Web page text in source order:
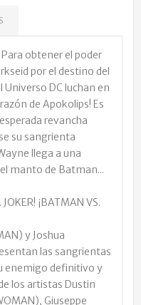
Para obtener el poder
por el destino del
Universo DC luchan en
de Apokolips! Es
revancha
su sangrienta
llega a una
manto de Batman...
¡BATMAN VS.
y Joshua
las sangrientas
enemigo definitivo y
los artistas Dustin
Giuseppe